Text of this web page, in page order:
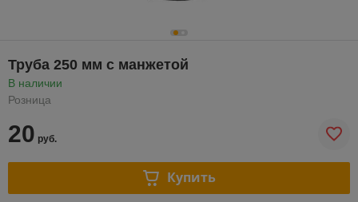
Труба 250 мм с манжетой
В наличии
Розница
20 руб.
Купить